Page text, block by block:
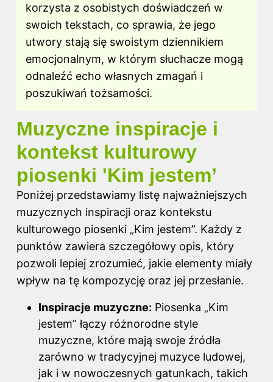
korzysta z osobistych doświadczeń w
swoich tekstach, co sprawia, że jego
utwory stają się swoistym dziennikiem
emocjonalnym, w którym słuchacze mogą
odnaleźć echo własnych zmagań i
poszukiwań tożsamości.
Muzyczne inspiracje i
kontekst kulturowy
piosenki 'Kim jestem’
Poniżej przedstawiamy listę najważniejszych
muzycznych inspiracji oraz kontekstu
kulturowego piosenki „Kim jestem”. Każdy z
punktów zawiera szczegółowy opis, który
pozwoli lepiej zrozumieć, jakie elementy miały
wpływ na tę kompozycję oraz jej przesłanie.
Inspiracje muzyczne: Piosenka „Kim
jestem” łączy różnorodne style
muzyczne, które mają swoje źródła
zarówno w tradycyjnej muzyce ludowej,
jak i w nowoczesnych gatunkach, takich